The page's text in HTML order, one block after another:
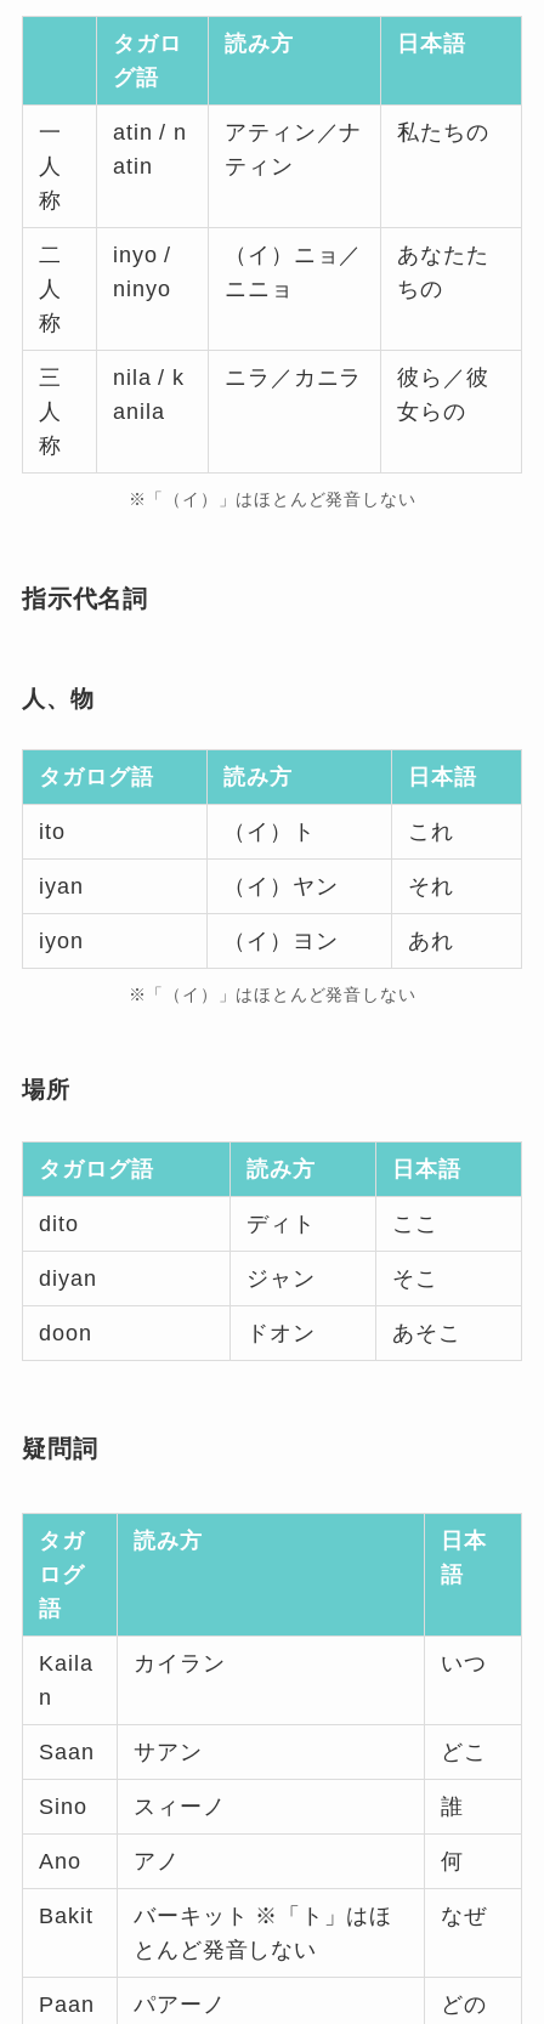
タガロ
グ語
読み方 日本語
一
人
称
atin / n
atin
アティン／ナ
ティン
私たちの
二
人
称
inyo /
ninyo
（イ）ニョ／
ニニョ
あなたた
ちの
三
人
称
nila / k
anila
ニラ／カニラ
彼ら／彼
女らの
※「（イ）」はほとんど発音しない
指示代名詞
人、物
タガログ語 読み方 日本語
ito （イ）ト これ
iyan （イ）ヤン それ
iyon （イ）ヨン あれ
※「（イ）」はほとんど発音しない
場所
タガログ語 読み方 日本語
dito ディト ここ
diyan ジャン そこ
doon ドオン あそこ
疑問詞
タガ
ログ
語
読み方
日本
語
Kaila
n
カイラン いつ
Saan サアン どこ
Sino スィーノ 誰
Ano アノ 何
Bakit
バーキット ※「ト」はほ
とんど発音しない
なぜ
Paan
パアーノ
どの